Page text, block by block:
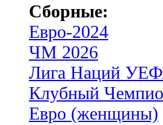
Сборные:
Евро-2024
ЧМ 2026
Лига Наций
Клубный
Евро (женщины)